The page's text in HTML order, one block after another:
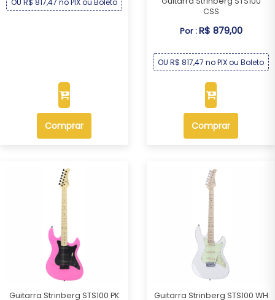
OU R$ 817,47 no PIX ou Boleto
Comprar
CSS
Por :R$ 879,00
OU R$ 817,47 no PIX ou Boleto
Comprar
Guitarra Strinberg STS100 PK Guitarra Strinberg STS100 WH